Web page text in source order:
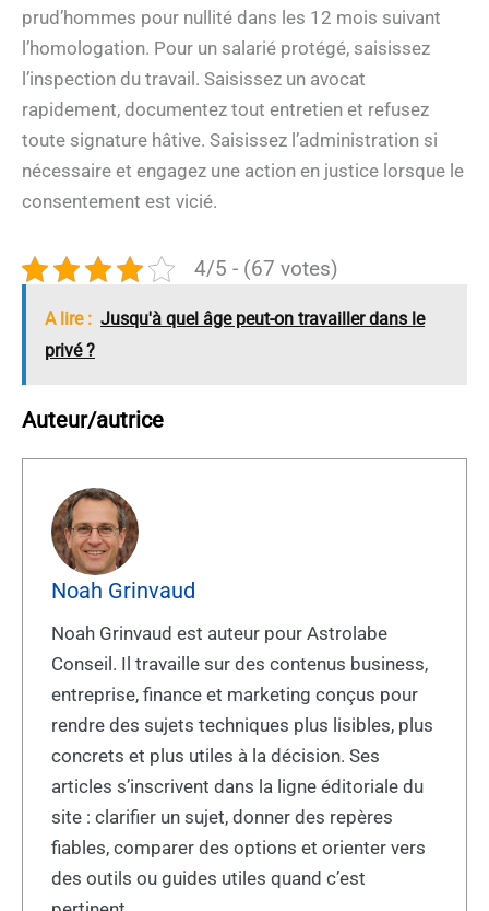
prud’hommes pour nullité dans les 12 mois suivant
l’homologation. Pour un salarié protégé, saisissez
l’inspection du travail. Saisissez un avocat
rapidement, documentez tout entretien et refusez
toute signature hâtive. Saisissez l’administration si
nécessaire et engagez une action en justice lorsque le
consentement est vicié.
4/5 - (67 votes)
A lire : Jusqu'à quel âge peut-on travailler dans le
privé ?
Auteur/autrice
Noah Grinvaud
Noah Grinvaud est auteur pour Astrolabe
Conseil. Il travaille sur des contenus business,
entreprise, finance et marketing conçus pour
rendre des sujets techniques plus lisibles, plus
concrets et plus utiles à la décision. Ses
articles s’inscrivent dans la ligne éditoriale du
site : clarifier un sujet, donner des repères
fiables, comparer des options et orienter vers
des outils ou guides utiles quand c’est